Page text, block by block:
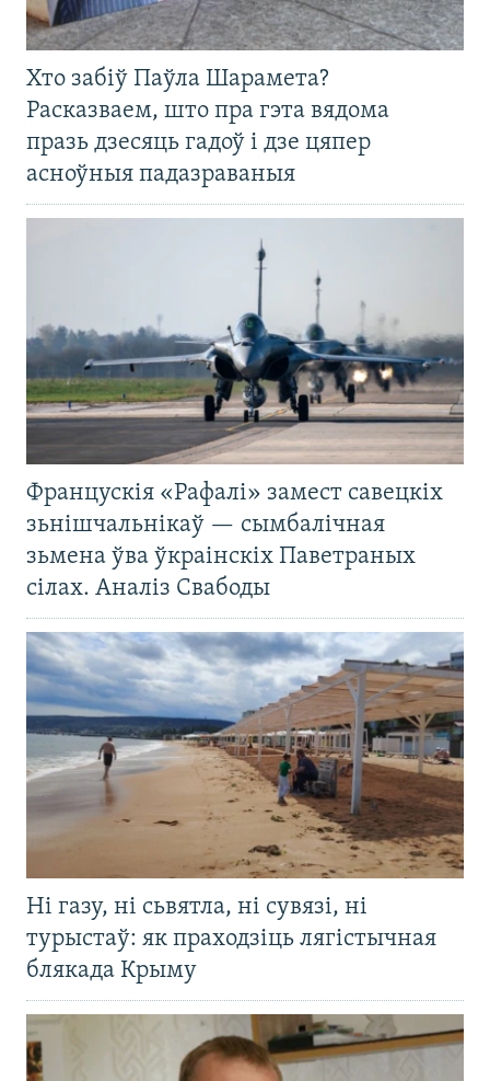
Хто забіў Паўла Шарамета?
Расказваем, што пра гэта вядома
празь дзесяць гадоў і дзе цяпер
асноўныя падазраваныя
Францускія «Рафалі» замест савецкіх
зьнішчальнікаў — сымбалічная
зьмена ўва ўкраінскіх Паветраных
сілах. Аналіз Свабоды
Ні газу, ні сьвятла, ні сувязі, ні
турыстаў: як праходзіць лягістычная
блякада Крыму